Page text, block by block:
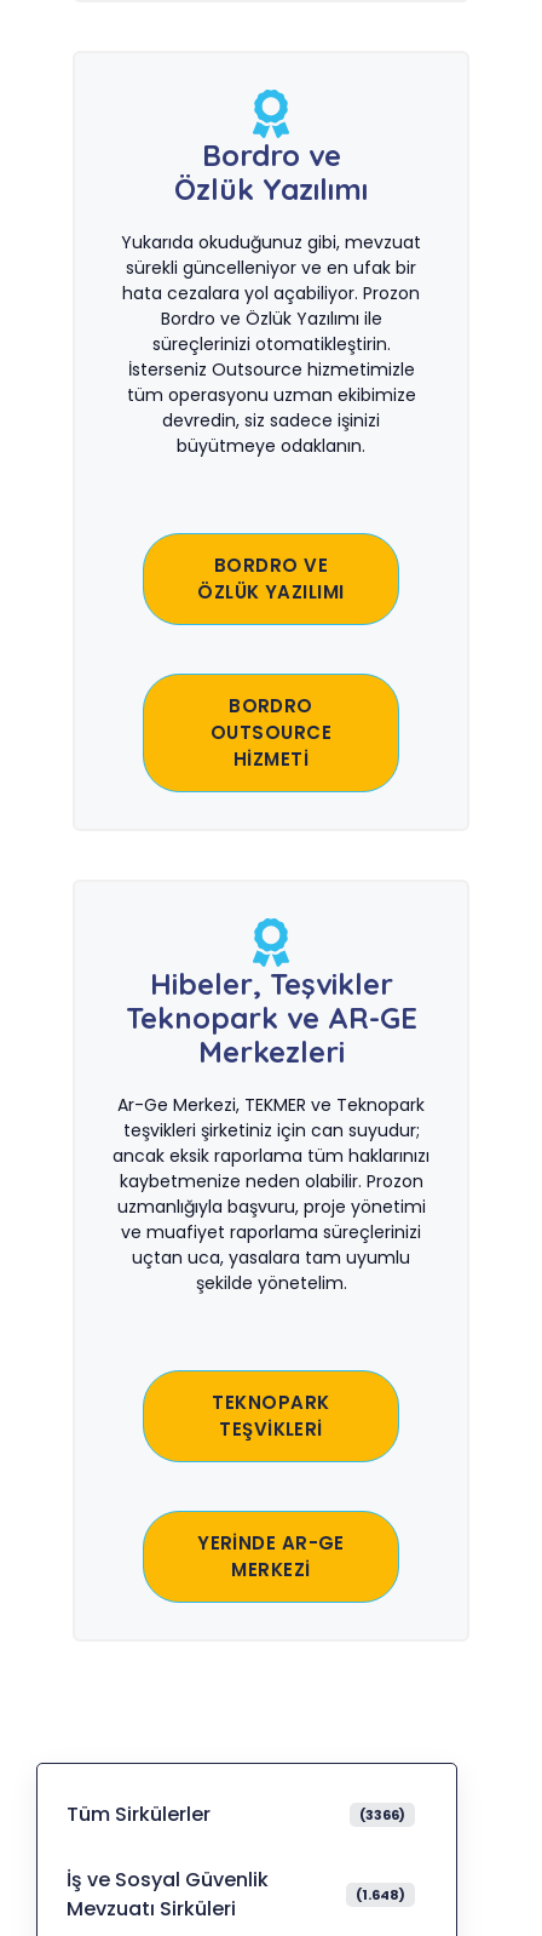
Bordro ve
Özlük Yazılımı
Yukarıda okuduğunuz gibi, mevzuat
sürekli güncelleniyor ve en ufak bir
hata cezalara yol açabiliyor. Prozon
Bordro ve Özlük Yazılımı ile
süreçlerinizi otomatikleştirin.
İsterseniz Outsource hizmetimizle
tüm operasyonu uzman ekibimize
devredin, siz sadece işinizi
büyütmeye odaklanın.
BORDRO VE
ÖZLÜK YAZILIMI
BORDRO
OUTSOURCE
HİZMETİ
Hibeler, Teşvikler
Teknopark ve AR-GE
Merkezleri
Ar-Ge Merkezi, TEKMER ve Teknopark
teşvikleri şirketiniz için can suyudur;
ancak eksik raporlama tüm haklarınızı
kaybetmenize neden olabilir. Prozon
uzmanlığıyla başvuru, proje yönetimi
ve muafiyet raporlama süreçlerinizi
uçtan uca, yasalara tam uyumlu
şekilde yönetelim.
TEKNOPARK
TEŞVİKLERİ
YERİNDE AR-GE
MERKEZİ
Tüm Sirkülerler (3366)
İş ve Sosyal Güvenlik
Mevzuatı Sirküleri
(1.648)